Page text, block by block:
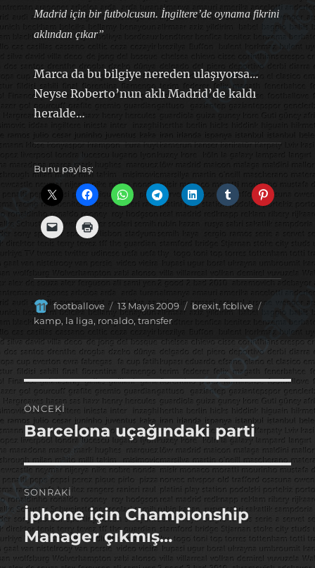
Madrid için bir futbolcusun. İngiltere’de oynama fikrini
aklından çıkar”
Marca da bu bilgiye nereden ulaşıyorsa…
Neyse Roberto’nun aklı Madrid’de kaldı
heralde…
Bunu paylaş:
Yazar
footballove
Yayın
tarihi
13 Mayıs 2009 Kategoriler
brexit, fcblive
Etiketler
kamp, la liga, ronaldo, transfer
Yazı
gezinmesi
ÖNCEKI
Önceki
yazı:
Barcelona uçağındaki parti
SONRAKI
Sonraki
yazı:
İphone için Championship
Manager çıkmış…